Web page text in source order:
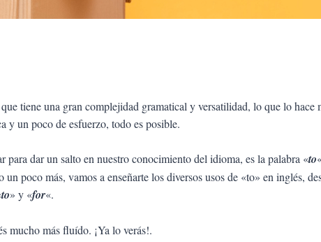
tiene una gran complejidad gramatical y versatilidad, lo que lo
y un poco de esfuerzo, todo es posible.
para dar un salto en nuestro conocimiento del idioma, es la palabra «to
poco más, vamos a enseñarte los diversos usos de «to» en inglés,
to» y «for«.
mucho más fluído. ¡Ya lo verás!.